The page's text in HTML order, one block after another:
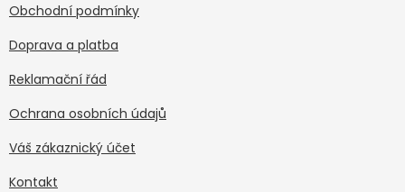
Obchodní podmínky
Doprava a platba
Reklamační řád
Ochrana osobních údajů
Váš zákaznický účet
Kontakt